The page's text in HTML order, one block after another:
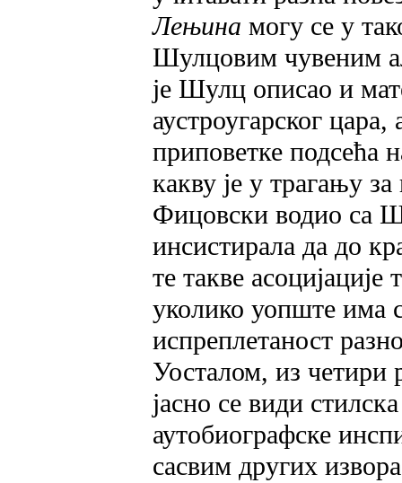
Лењина могу се у
Шулцовим чувеним
је Шулц описао и
аустроугарског
приповетке подсећа
какву је у трагању
Фицовски водио са
инсистирала да до
те такве
уколико уопште има
испреплетаност
Уосталом, из четири
јасно се види
аутобиографске
сасвим других